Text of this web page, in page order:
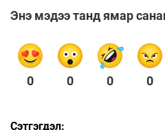
Энэ мэдээ танд ямар
0 0 0 0
Сэтгэгдэл: